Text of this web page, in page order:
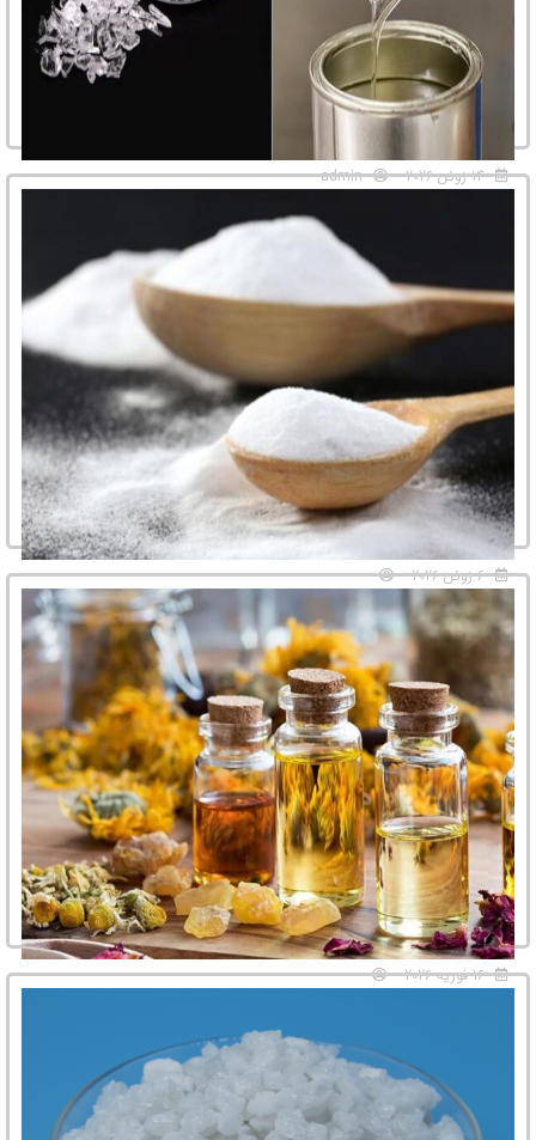
14 ژوئن 2026 admin
طریقه استفاده از رزین پلی استر: راهنمای گام به گام برای
مبتدیان و حرفه‌ای‌ها
اگر به تازگی با رزین پلی استر آشنا شده‌اید یا قصد دارید برای اولین بار از آن در
پروژه‌های صنعتی یا هنری ...
6 ژوئن 2026
کربنات سدیم چیست و در چه صنایعی استفاده می‌شود؟
مواد شیمیایی پایه نقش بسیار مهمی در بسیاری از صنایع تولیدی دارند و یکی از
مهم‌ترین این مواد، کربنات سدیم است. این ...
16 فوریه 2026
رایحه یکی از مهم‌ترین عواملی است که تجربه مصرف یک محصول را شکل
می‌دهد. از محصولات مراقبتی و آرایشی گرفته تا شمع‌ها، ...